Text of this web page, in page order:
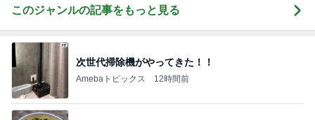
このジャンルの記事をもっと見る
次世代掃除機がやってきた！！
Amebaトピックス 12時間前